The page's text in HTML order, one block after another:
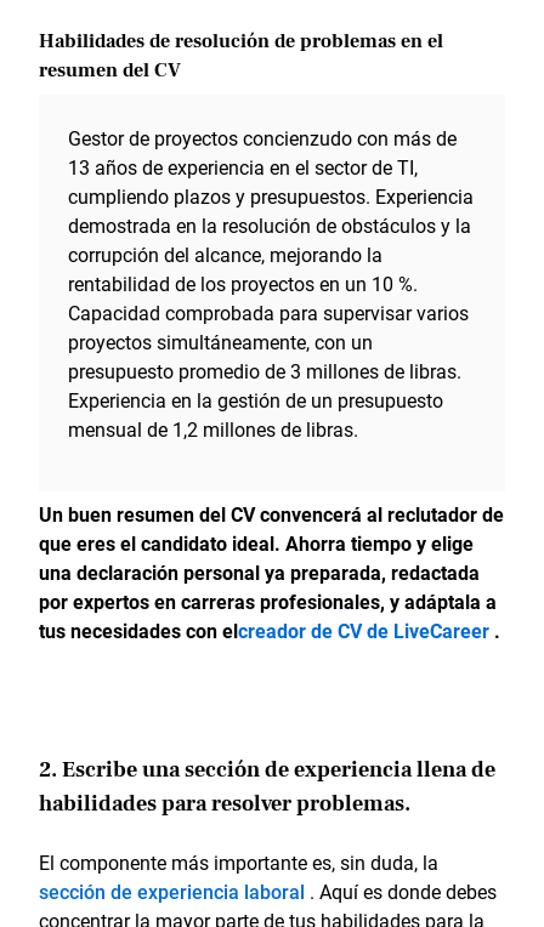
Habilidades de resolución de problemas en el
resumen del CV
Gestor de proyectos concienzudo con más de
13 años de experiencia en el sector de TI,
cumpliendo plazos y presupuestos. Experiencia
demostrada en la resolución de obstáculos y la
corrupción del alcance, mejorando la
rentabilidad de los proyectos en un 10 %.
Capacidad comprobada para supervisar varios
proyectos simultáneamente, con un
presupuesto promedio de 3 millones de libras.
Experiencia en la gestión de un presupuesto
mensual de 1,2 millones de libras.
Un buen resumen del CV convencerá al reclutador de
que eres el candidato ideal. Ahorra tiempo y elige
una declaración personal ya preparada, redactada
por expertos en carreras profesionales, y adáptala a
tus necesidades con elcreador de CV de LiveCareer .
2. Escribe una sección de experiencia llena de
habilidades para resolver problemas.
El componente más importante es, sin duda, la
sección de experiencia laboral . Aquí es donde debes
concentrar la mayor parte de tus habilidades para la